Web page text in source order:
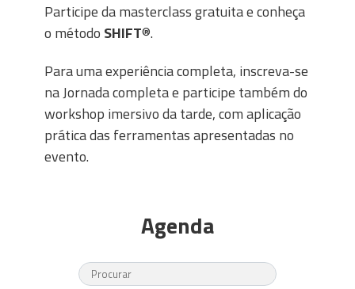
Participe da masterclass gratuita e conheça
o método SHIFT®.
Para uma experiência completa, inscreva-se
na Jornada completa e participe também do
workshop imersivo da tarde, com aplicação
prática das ferramentas apresentadas no
evento.
Agenda